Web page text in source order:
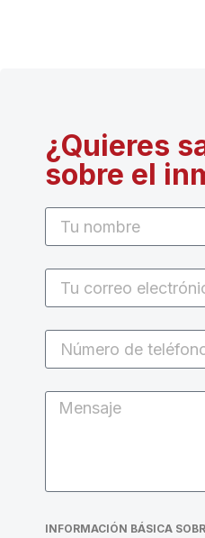
¿Quieres
sobre el
INFORMACIÓN BÁSICA